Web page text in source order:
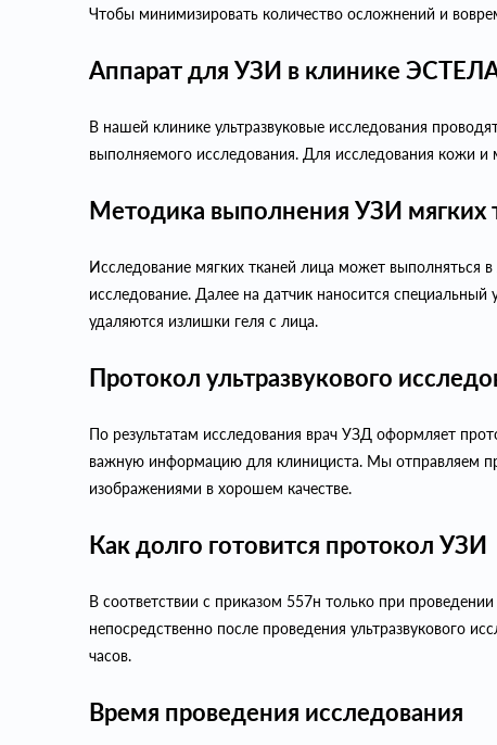
Чтобы минимизировать количество осложнений и
Аппарат для УЗИ в клинике
В нашей клинике ультразвуковые исследования
выполняемого исследования. Для исследования кожи и
Методика выполнения УЗИ мягких
Исследование мягких тканей лица может выполняться
исследование. Далее на датчик наносится
удаляются излишки геля с лица.
Протокол ультразвукового
По результатам исследования врач УЗД оформляет
важную информацию для клинициста. Мы отправляем
изображениями в хорошем качестве.
Как долго готовится протокол УЗИ
В соответствии с приказом 557н только при
непосредственно после проведения ультразвукового
часов.
Время проведения исследования